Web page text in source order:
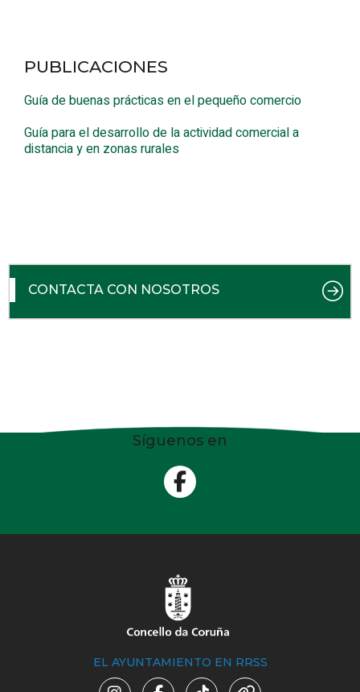
PUBLICACIONES
Guía de buenas prácticas en el pequeño comercio
Guía para el desarrollo de la actividad comercial a
distancia y en zonas rurales
CONTACTA CON NOSOTROS
Síguenos en
EL AYUNTAMIENTO EN RRSS